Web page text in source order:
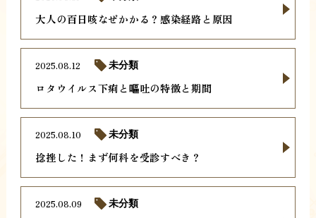
大人の百日咳なぜかかる？感染経路と原因
ロタウイルス下痢と嘔吐の特徴と期間
2025.08.12 未分類
捻挫した！まず何科を受診すべき？
2025.08.10 未分類
2025.08.09 未分類